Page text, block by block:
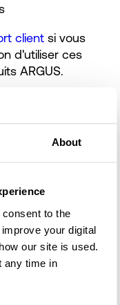
About
to the
your digital
our site is used.
any time in
clientsi vous
d'utiliser ces
ARGUS.
CCPA
des
sont soumis à
les employés
Altus peuvent
de